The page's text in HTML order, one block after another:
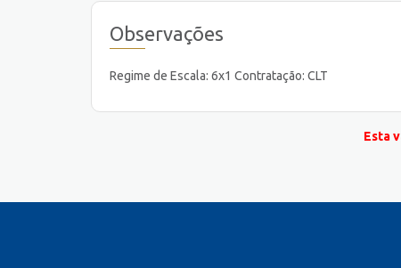
Observações
Regime de Escala: 6x1 Contratação: CLT
Esta